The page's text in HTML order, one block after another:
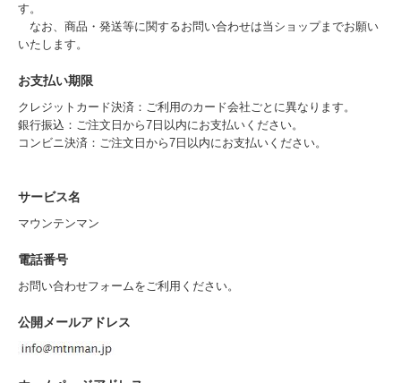
す。
なお、商品・発送等に関するお問い合わせは当ショップまでお願い
いたします。
お支払い期限
クレジットカード決済：ご利用のカード会社ごとに異なります。
銀行振込：ご注文日から7日以内にお支払いください。
コンビニ決済：ご注文日から7日以内にお支払いください。
サービス名
マウンテンマン
電話番号
お問い合わせフォームをご利用ください。
公開メールアドレス